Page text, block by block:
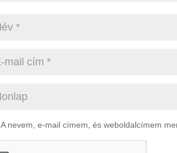
A nevem, e-mail címem, és weboldalcímem